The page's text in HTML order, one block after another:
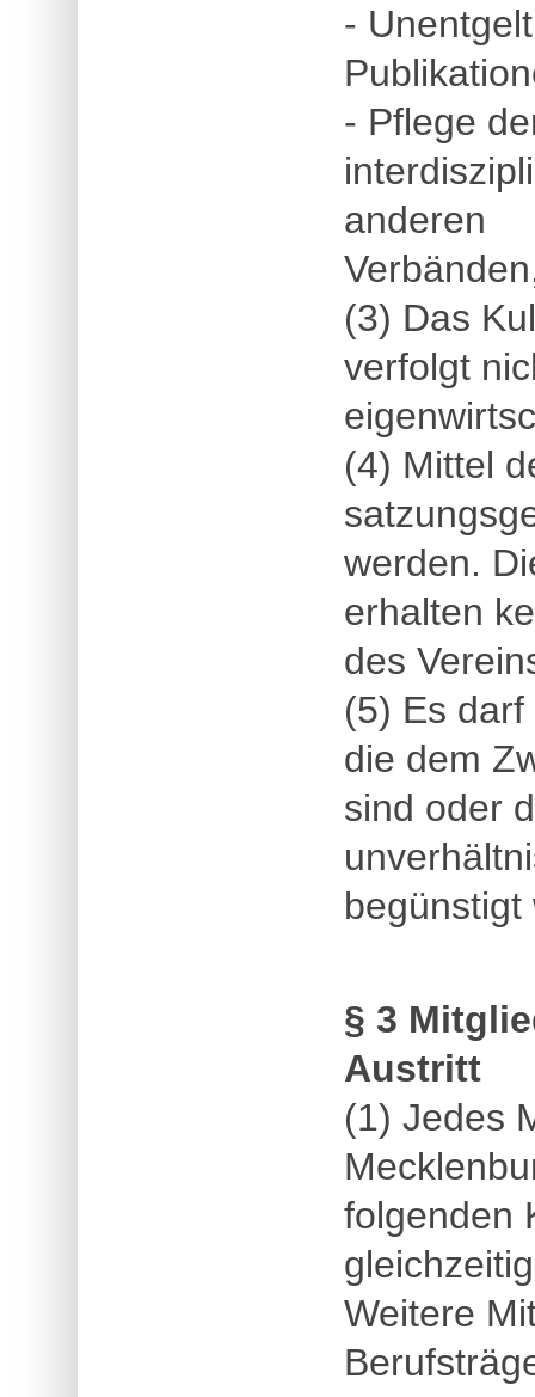
-
- Pflege
anderen
(3) Das
verfolgt
(4) Mittel
werden.
erhalten
des
(5) Es
die dem
sind oder
begünstigt
§ 3
Austritt
(1) Jedes
folgenden
Weitere